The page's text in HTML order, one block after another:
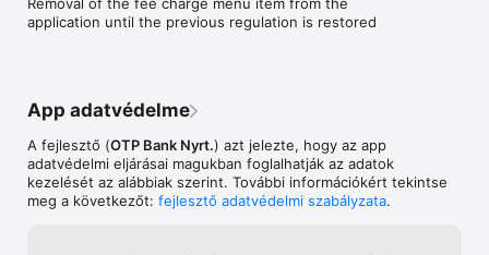
Milyen technikai feltételek szükségesek az alkalmazás
application until the previous regulation is restored
App adatvédelme
A fejlesztő (OTP Bank Nyrt.) azt jelezte, hogy az app
adatvédelmi eljárásai magukban foglalhatják az adatok
kezelését az alábbiak szerint. További információkért tekintse
meg a következőt: fejlesztő adatvédelmi szabályzata.